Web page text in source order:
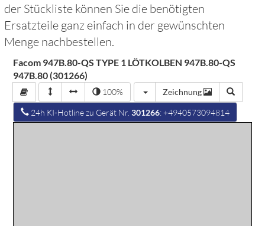
der Stückliste können Sie die benötigten
Ersatzteile ganz einfach in der gewünschten
Menge nachbestellen.
Facom 947B.80-QS TYPE 1 LÖTKOLBEN 947B.80-QS
947B.80 (301266)
100% Zeichnung
24h KI-Hotline zu Gerät Nr.301266: +4940573094814